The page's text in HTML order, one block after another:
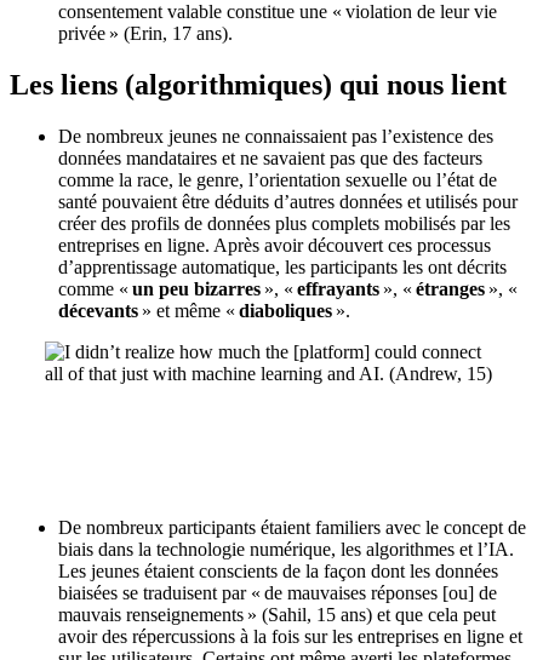
consentement valable constitue une « violation de leur vie
privée » (Erin, 17 ans).
Les liens (algorithmiques) qui nous lient
De nombreux jeunes ne connaissaient pas l’existence des
données mandataires et ne savaient pas que des facteurs
comme la race, le genre, l’orientation sexuelle ou l’état de
santé pouvaient être déduits d’autres données et utilisés pour
créer des profils de données plus complets mobilisés par les
entreprises en ligne. Après avoir découvert ces processus
d’apprentissage automatique, les participants les ont décrits
comme « un peu bizarres », « effrayants », « étranges », «
décevants » et même « diaboliques ».
De nombreux participants étaient familiers avec le concept de
biais dans la technologie numérique, les algorithmes et l’IA.
Les jeunes étaient conscients de la façon dont les données
biaisées se traduisent par « de mauvaises réponses [ou] de
mauvais renseignements » (Sahil, 15 ans) et que cela peut
avoir des répercussions à la fois sur les entreprises en ligne et